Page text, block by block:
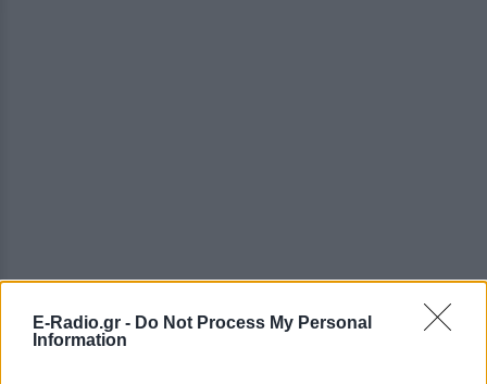
E-Radio.gr - Do Not Process My Personal
Information